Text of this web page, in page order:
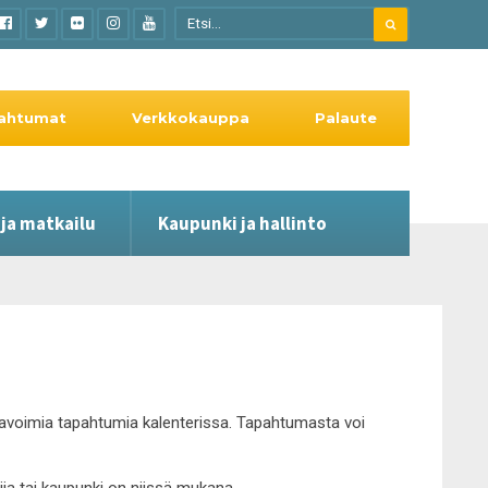
ja matkailu Kaupunki ja hallinto
Verkkokauppa Palaute
tapahtumia kalenterissa. Tapahtumasta voi